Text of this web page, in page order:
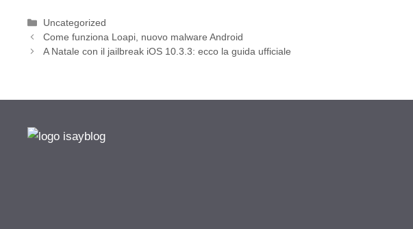
Categorie
Uncategorized
Come funziona Loapi, nuovo malware Android
A Natale con il jailbreak iOS 10.3.3: ecco la guida ufficiale